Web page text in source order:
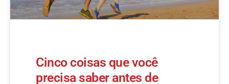
Cinco coisas que você
precisa saber antes de